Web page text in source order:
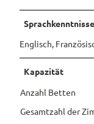
Sprachkenntnisse
Englisch,
Kapazität
Anzahl Betten
Gesamtzahl der